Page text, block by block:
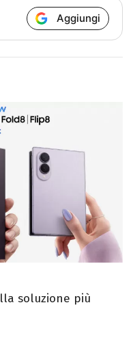
Aggiungi
soluzione più